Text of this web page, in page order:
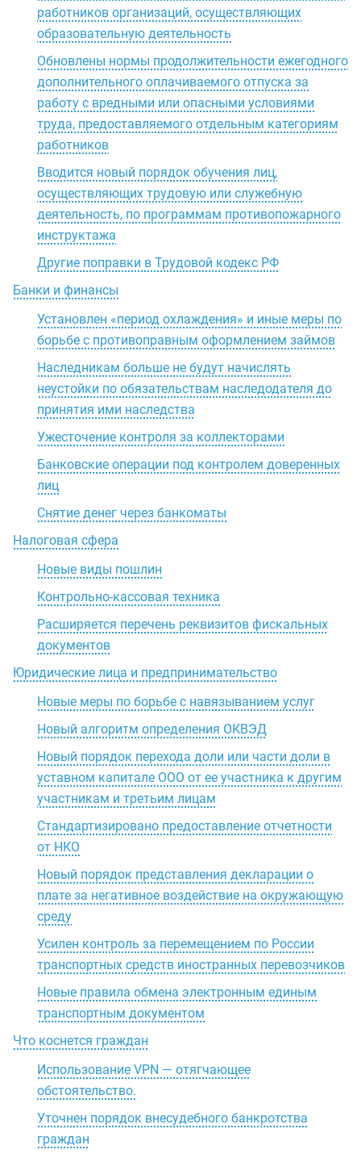
работников организаций, осуществляющих
образовательную деятельность
Обновлены нормы продолжительности ежегодного
дополнительного оплачиваемого отпуска за
работу с вредными или опасными условиями
труда, предоставляемого отдельным категориям
работников
Вводится новый порядок обучения лиц,
осуществляющих трудовую или служебную
деятельность, по программам противопожарного
инструктажа
Другие поправки в Трудовой кодекс РФ
Банки и финансы
Установлен «период охлаждения» и иные меры по
борьбе с противоправным оформлением займов
Наследникам больше не будут начислять
неустойки по обязательствам наследодателя до
принятия ими наследства
Ужесточение контроля за коллекторами
Банковские операции под контролем доверенных
лиц
Снятие денег через банкоматы
Налоговая сфера
Новые виды пошлин
Контрольно-кассовая техника
Расширяется перечень реквизитов фискальных
документов
Юридические лица и предпринимательство
Новые меры по борьбе с навязыванием услуг
Новый алгоритм определения ОКВЭД
Новый порядок перехода доли или части доли в
уставном капитале ООО от ее участника к другим
участникам и третьим лицам
Стандартизировано предоставление отчетности
от НКО
Новый порядок представления декларации о
плате за негативное воздействие на окружающую
среду
Усилен контроль за перемещением по России
транспортных средств иностранных перевозчиков
Новые правила обмена электронным единым
транспортным документом
Что коснется граждан
Использование VPN — отягчающее
обстоятельство.
Уточнен порядок внесудебного банкротства
граждан